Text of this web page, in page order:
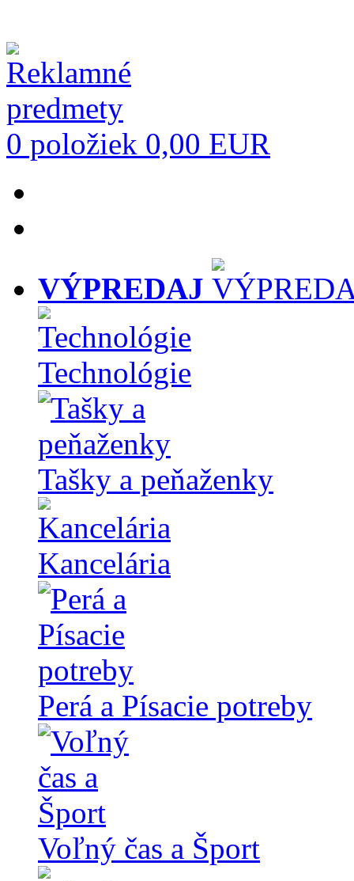
0 položiek 0,00 EUR
VÝPREDAJ
Technológie
Tašky a peňaženky
Kancelária
Perá a Písacie potreby
Voľný čas a Šport